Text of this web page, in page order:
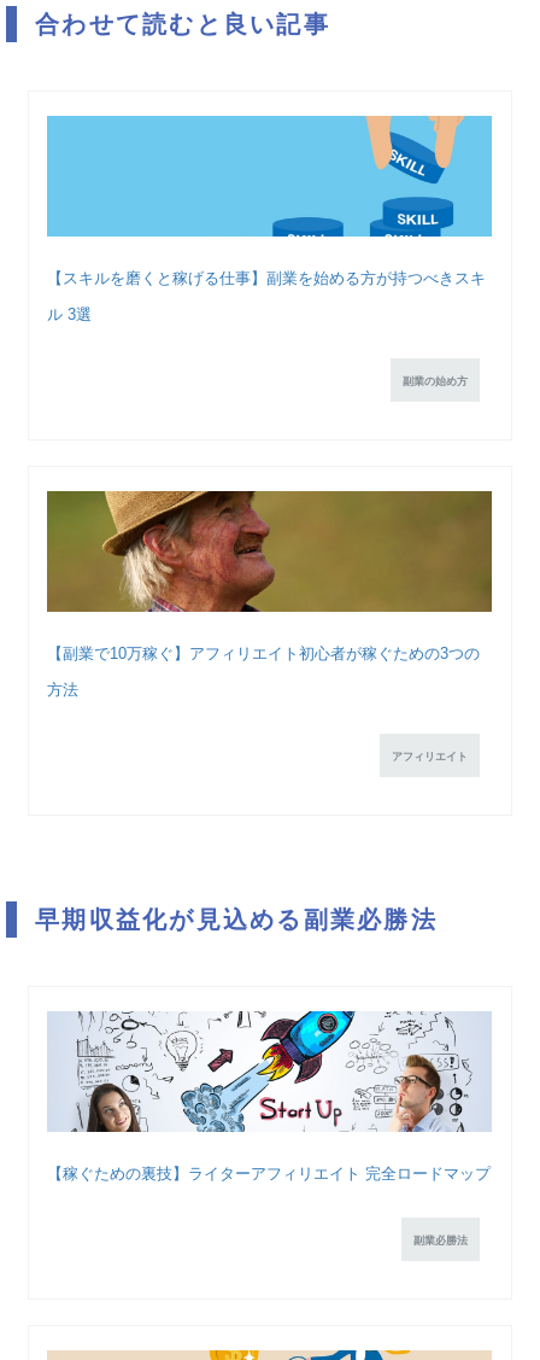
合わせて読むと良い記事
【スキルを磨くと稼げる仕事】副業を始める方が持つべきスキ
ル 3選
副業の始め方
【副業で10万稼ぐ】アフィリエイト初心者が稼ぐための3つの
方法
アフィリエイト
早期収益化が見込める副業必勝法
【稼ぐための裏技】ライターアフィリエイト 完全ロードマップ
副業必勝法